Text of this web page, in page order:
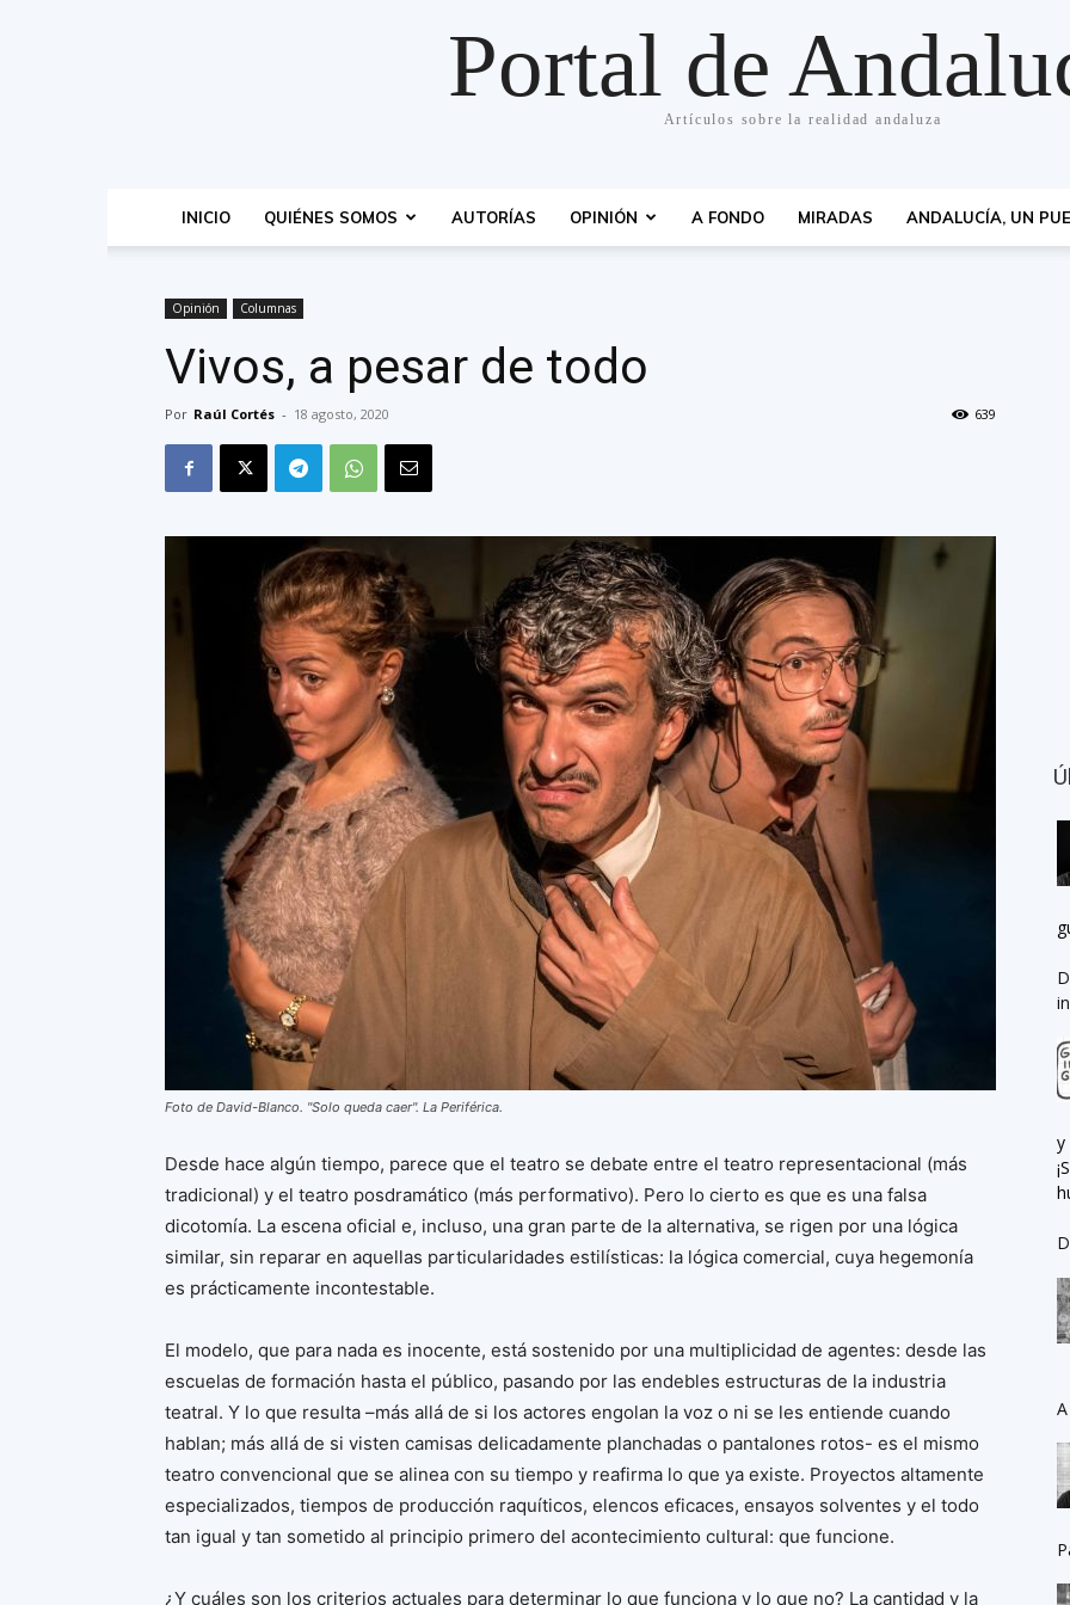
Portal de
Artículos sobre la realidad andaluza
INICIO QUIÉNES SOMOS AUTORÍAS OPINIÓN A FONDO MIRADAS ANDALUCÍA, UN
Opinión Columnas
Vivos, a pesar de todo
Por Raúl Cortés - 18 agosto, 2020 639
Foto de David-Blanco. "Solo queda caer". La Periférica.
Desde hace algún tiempo, parece que el teatro se debate entre el teatro representacional (más
tradicional) y el teatro posdramático (más performativo). Pero lo cierto es que es una falsa
dicotomía. La escena oficial e, incluso, una gran parte de la alternativa, se rigen por una lógica
similar, sin reparar en aquellas particularidades estilísticas: la lógica comercial, cuya hegemonía
es prácticamente incontestable.
El modelo, que para nada es inocente, está sostenido por una multiplicidad de agentes: desde las
escuelas de formación hasta el público, pasando por las endebles estructuras de la industria
teatral. Y lo que resulta –más allá de si los actores engolan la voz o ni se les entiende cuando
hablan; más allá de si visten camisas delicadamente planchadas o pantalones rotos- es el mismo
teatro convencional que se alinea con su tiempo y reafirma lo que ya existe. Proyectos altamente
especializados, tiempos de producción raquíticos, elencos eficaces, ensayos solventes y el todo
tan igual y tan sometido al principio primero del acontecimiento cultural: que funcione.
¿Y cuáles son los criterios actuales para determinar lo que funciona y lo que no? La cantidad y la
y